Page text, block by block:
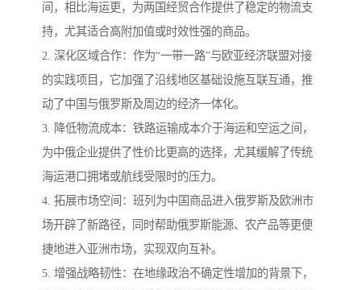
间，相比海运更，为两国经贸合作提供了稳定的物流支
持，尤其适合高附加值或时效性强的商品。
2. 深化区域合作：作为“一带一路”与欧亚经济联盟对接
的实践项目，它加强了沿线地区基础设施互联互通，推
动了中国与俄罗斯及周边的经济一体化。
3. 降低物流成本：铁路运输成本介于海运和空运之间，
为中俄企业提供了性价比更高的选择，尤其缓解了传统
海运港口拥堵或航线受限时的压力。
4. 拓展市场空间：班列为中国商品进入俄罗斯及欧洲市
场开辟了新路径，同时帮助俄罗斯能源、农产品等更便
捷地进入亚洲市场，实现双向互补。
5. 增强战略韧性：在地缘政治不确定性增加的背景下，